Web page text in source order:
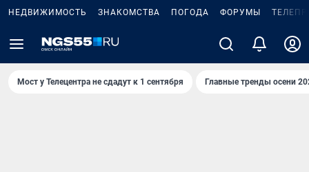
НЕДВИЖИМОСТЬ ЗНАКОМСТВА ПОГОДА ФОРУМЫ
Мост у Телецентра не сдадут к 1 сентября Главные тренды осени